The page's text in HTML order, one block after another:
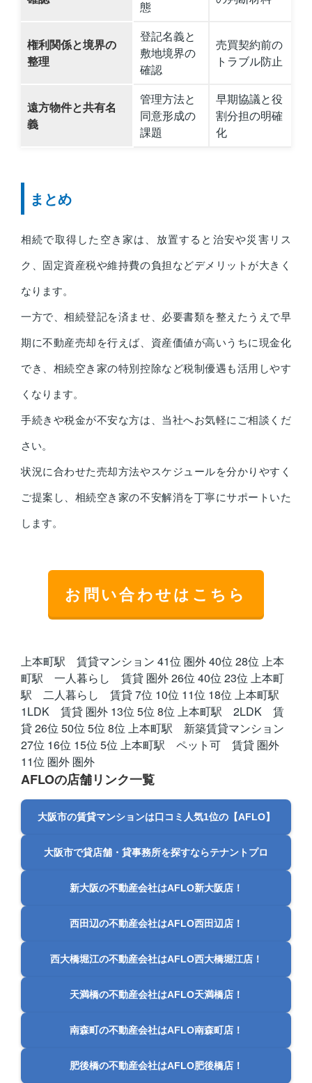
態
権利関係と境界の
整理
登記名義と
敷地境界の
確認
売買契約前の
トラブル防止
遠方物件と共有名
義
管理方法と
同意形成の
課題
早期協議と役
割分担の明確
化
まとめ
相続で取得した空き家は、放置すると治安や災害リス
ク、固定資産税や維持費の負担などデメリットが大きく
なります。
一方で、相続登記を済ませ、必要書類を整えたうえで早
期に不動産売却を行えば、資産価値が高いうちに現金化
でき、相続空き家の特別控除など税制優遇も活用しやす
くなります。
手続きや税金が不安な方は、当社へお気軽にご相談くだ
さい。
状況に合わせた売却方法やスケジュールを分かりやすく
ご提案し、相続空き家の不安解消を丁寧にサポートいた
します。
お問い合わせはこちら
上本町駅 賃貸マンション 41位 圏外 40位 28位 上本
町駅 一人暮らし 賃貸 圏外 26位 40位 23位 上本町
駅 二人暮らし 賃貸 7位 10位 11位 18位 上本町駅
1LDK 賃貸 圏外 13位 5位 8位 上本町駅 2LDK 賃
貸 26位 50位 5位 8位 上本町駅 新築賃貸マンション
27位 16位 15位 5位 上本町駅 ペット可 賃貸 圏外
11位 圏外 圏外
AFLOの店舗リンク一覧
大阪市の賃貸マンションは口コミ人気1位の【AFLO】
大阪市で貸店舗・貸事務所を探すならテナントプロ
新大阪の不動産会社はAFLO新大阪店！
西田辺の不動産会社はAFLO西田辺店！
西大橋堀江の不動産会社はAFLO西大橋堀江店！
天満橋の不動産会社はAFLO天満橋店！
南森町の不動産会社はAFLO南森町店！
肥後橋の不動産会社はAFLO肥後橋店！